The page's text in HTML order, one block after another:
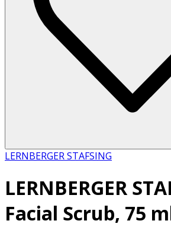
LERNBERGER STAFSING
LERNBERGER
Facial Scrub, 75